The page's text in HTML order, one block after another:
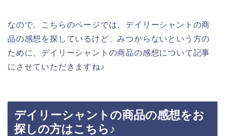
なので、こちらのページでは、デイリーシャントの商
品の感想を探しているけど、みつからないという方の
ために、デイリーシャントの商品の感想について記事
にさせていただきますね♪
デイリーシャントの商品の感想をお
探しの方はこちら♪